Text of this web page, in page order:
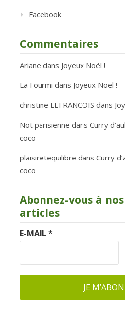
Facebook
Commentaires
Ariane dans Joyeux Noël !
La Fourmi dans Joyeux Noël !
christine LEFRANCOIS dans
Not parisienne dans Curry
coco
plaisiretequilibre dans Curry
coco
Abonnez-vous à
articles
E-MAIL *